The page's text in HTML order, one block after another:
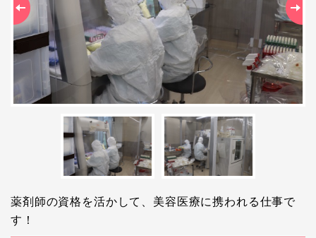
Previous
薬剤師の資格を活かして、美容医療に携われる仕事で
す！